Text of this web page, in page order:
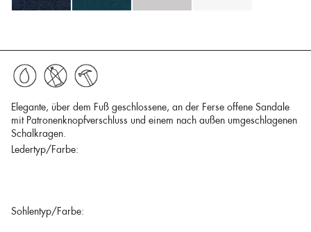
Elegante, über dem Fuß geschlossene, an der Ferse offene Sandale
mit Patronenknopfverschluss und einem nach außen umgeschlagenen
Schalkragen.
Ledertyp/Farbe:
Sohlentyp/Farbe: